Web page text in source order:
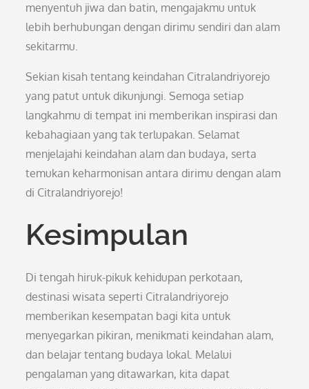
menyentuh jiwa dan batin, mengajakmu untuk
lebih berhubungan dengan dirimu sendiri dan alam
sekitarmu.
Sekian kisah tentang keindahan Citralandriyorejo
yang patut untuk dikunjungi. Semoga setiap
langkahmu di tempat ini memberikan inspirasi dan
kebahagiaan yang tak terlupakan. Selamat
menjelajahi keindahan alam dan budaya, serta
temukan keharmonisan antara dirimu dengan alam
di Citralandriyorejo!
Kesimpulan
Di tengah hiruk-pikuk kehidupan perkotaan,
destinasi wisata seperti Citralandriyorejo
memberikan kesempatan bagi kita untuk
menyegarkan pikiran, menikmati keindahan alam,
dan belajar tentang budaya lokal. Melalui
pengalaman yang ditawarkan, kita dapat